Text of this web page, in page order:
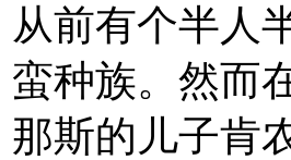
从前有个半人
蛮种族。然而
那斯的儿子肯